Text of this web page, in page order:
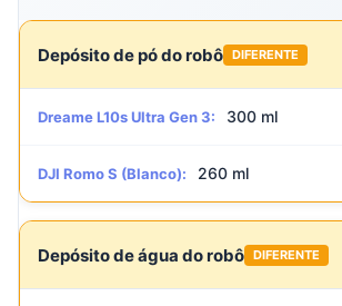
Depósito de pó do robô DIFERENTE
Dreame L10s Ultra Gen 3: 300 ml
DJI Romo S (Blanco): 260 ml
Depósito de água do robô DIFERENTE